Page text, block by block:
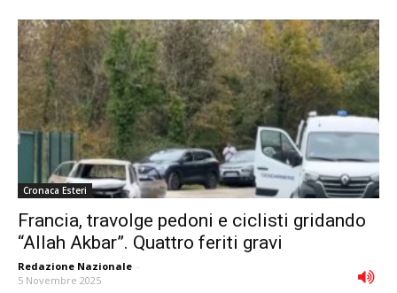
Cronaca Esteri
Francia, travolge pedoni e ciclisti gridando
“Allah Akbar”. Quattro feriti gravi
Redazione Nazionale -
5 Novembre 2025